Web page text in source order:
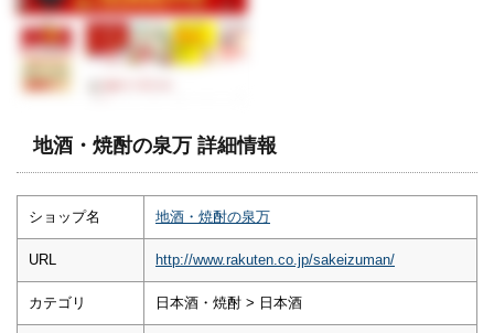
地酒・焼酎の泉万 詳細情報
ショップ名 地酒・焼酎の泉万
URL http://www.rakuten.co.jp/sakeizuman/
カテゴリ 日本酒・焼酎 > 日本酒